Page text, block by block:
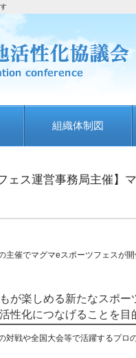
組織体制図
ェス運営事務局主催】
主催でマグマeスポーツフェスが
が楽しめる新たなスポ
性化につなげることを目
対戦や全国大会等で活躍するプロ